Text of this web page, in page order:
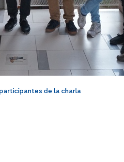
de la charla